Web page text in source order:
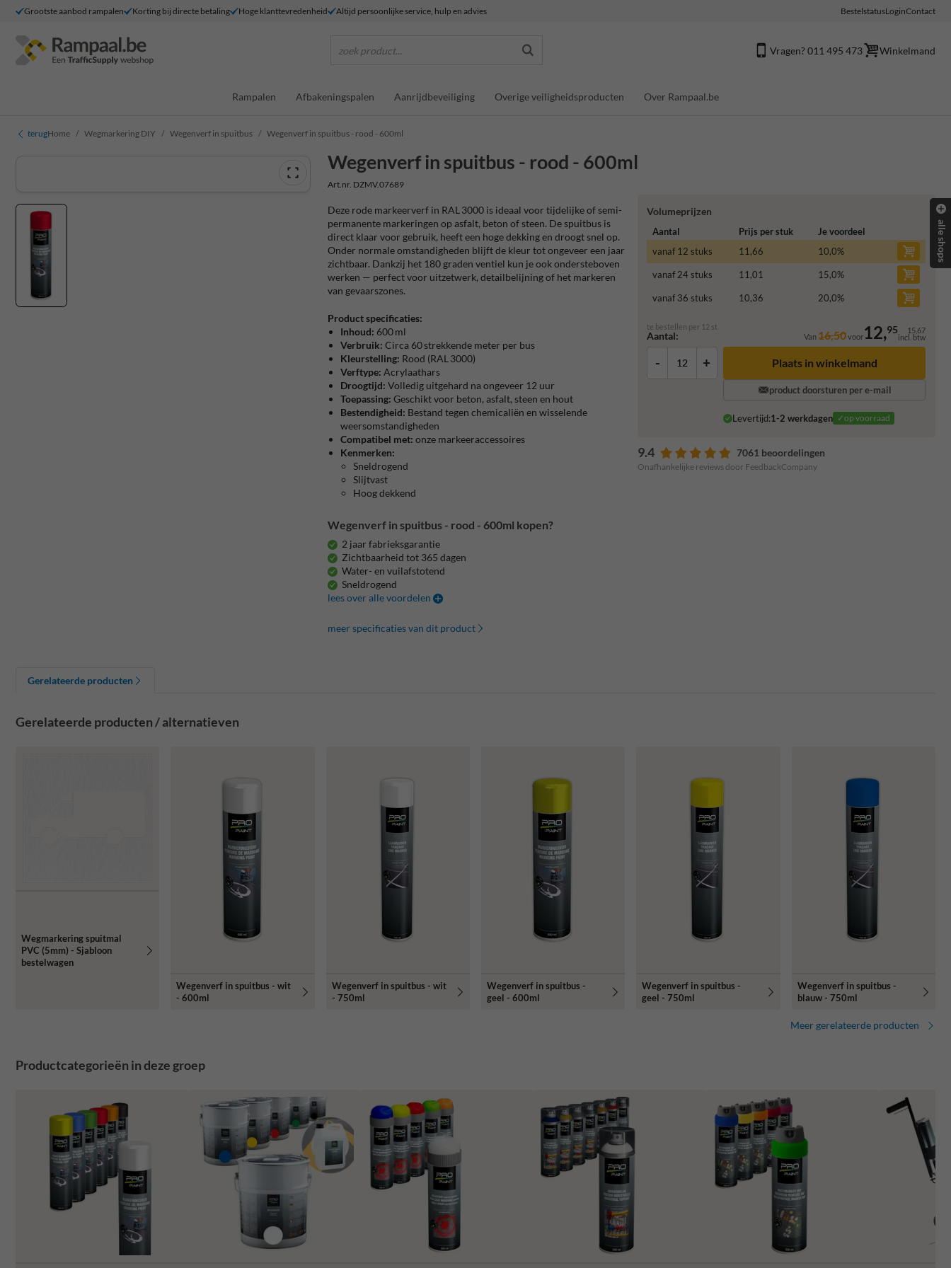
Grootste aanbod rampalen Korting bij directe betaling Hoge klanttevredenheid Altijd persoonlijke service, hulp en advies BestelstatusLoginContact
zoek product... Vragen? 011 495 473 Winkelmand
Rampalen Afbakeningspalen Aanrijdbeveiliging Overige veiligheidsproducten Over Rampaal.be
terugHome Wegmarkering DIY Wegenverf in spuitbus Wegenverf in spuitbus - rood - 600ml
Wegenverf in spuitbus - rood - 600ml
Art.nr. DZMV.07689
Volumeprijzen
Aantal Prijs per stuk
Je voordeel
vanaf 12 stuks
11,66 10,0%
vanaf 24 stuks 11,01 15,0%
vanaf 36 stuks 10,36 20,0%
te bestellen per 12 st
Aantal: Van16,50voor12,95 15,67
incl. btw
- + Plaats in winkelmand
product doorsturen per e-mail
Levertijd:1-2 werkdagen ✓op voorraad
9.4 7061 beoordelingen
Onafhankelijke reviews door FeedbackCompany
Deze rode markeerverf in RAL 3000 is ideaal voor tijdelijke of semi-
permanente markeringen op asfalt, beton of steen. De spuitbus is
direct klaar voor gebruik, heeft een hoge dekking en droogt snel op.
Onder normale omstandigheden blijft de kleur tot ongeveer een jaar
zichtbaar. Dankzij het 180 graden ventiel kun je ook ondersteboven
werken — perfect voor uitzetwerk, detailbelijning of het markeren
van gevaarszones.
Product specificaties:
Inhoud: 600 ml
Verbruik: Circa 60 strekkende meter per bus
Kleurstelling: Rood (RAL 3000)
Verftype: Acrylaathars
Droogtijd: Volledig uitgehard na ongeveer 12 uur
Toepassing: Geschikt voor beton, asfalt, steen en hout
Bestendigheid: Bestand tegen chemicaliën en wisselende
weersomstandigheden
Compatibel met: onze markeeraccessoires
Kenmerken:
Sneldrogend
Slijtvast
Hoog dekkend
Wegenverf in spuitbus - rood - 600ml kopen?
2 jaar fabrieksgarantie
Zichtbaarheid tot 365 dagen
Water- en vuilafstotend
Sneldrogend
lees over alle voordelen
meer specificaties van dit product
Gerelateerde producten
Gerelateerde producten / alternatieven
Wegmarkering spuitmal
PVC (5mm) - Sjabloon
bestelwagen
Wegenverf in spuitbus - wit
- 600ml
Wegenverf in spuitbus - wit
- 750ml
Wegenverf in spuitbus -
geel - 600ml
Wegenverf in spuitbus -
geel - 750ml
Wegenverf in spuitbus -
blauw - 750ml
Meer gerelateerde producten
Productcategorieën in deze groep
alle shops